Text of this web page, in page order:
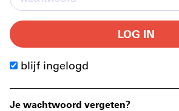
LOG IN
blijf ingelogd
Je wachtwoord vergeten?